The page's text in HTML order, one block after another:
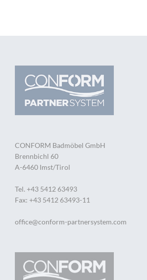
CONFORM Badmöbel GmbH
Brennbichl 60
A-6460 Imst/Tirol
Tel. +43 5412 63493
Fax: +43 5412 63493-11
office@conform-partnersystem.com